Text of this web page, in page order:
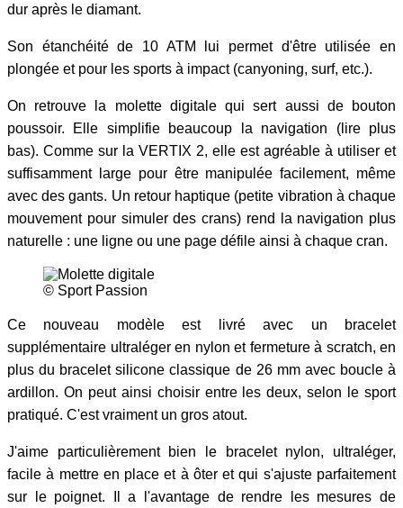
dur après le diamant.
Son étanchéité de 10 ATM lui permet d'être utilisée en
plongée et pour les sports à impact (canyoning, surf, etc.).
On retrouve la molette digitale qui sert aussi de bouton
poussoir. Elle simplifie beaucoup la navigation (lire plus
bas). Comme sur la VERTIX 2, elle est agréable à utiliser et
suffisamment large pour être manipulée facilement, même
avec des gants. Un retour haptique (petite vibration à chaque
mouvement pour simuler des crans) rend la navigation plus
naturelle : une ligne ou une page défile ainsi à chaque cran.
© Sport Passion
Ce nouveau modèle est livré avec un bracelet
supplémentaire ultraléger en nylon et fermeture à scratch, en
plus du bracelet silicone classique de 26 mm avec boucle à
ardillon. On peut ainsi choisir entre les deux, selon le sport
pratiqué. C'est vraiment un gros atout.
J'aime particulièrement bien le bracelet nylon, ultraléger,
facile à mettre en place et à ôter et qui s'ajuste parfaitement
sur le poignet. Il a l'avantage de rendre les mesures de